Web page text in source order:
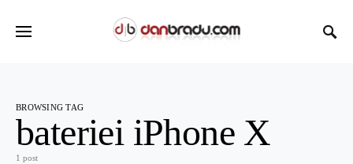
BROWSING TAG
bateriei iPhone X
1 post